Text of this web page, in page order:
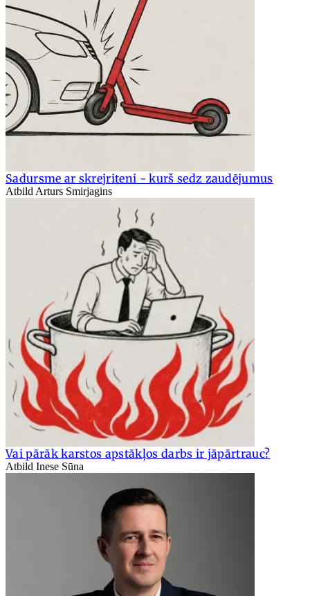
Sadursme ar skrejriteni - kurš sedz zaudējumus
Atbild Arturs Smirjagins
Vai pārāk karstos apstākļos darbs ir jāpārtrauc?
Atbild Inese Sūna